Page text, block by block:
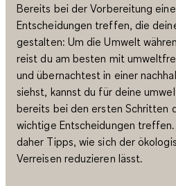
Bereits bei der Vorbereitung
Entscheidungen treffen, die
gestalten: Um die Umwelt
reist du am besten mit
und übernachtest in einer
siehst, kannst du für deine
bereits bei den ersten Schritten
wichtige Entscheidungen
daher Tipps, wie sich der
Verreisen reduzieren lässt.